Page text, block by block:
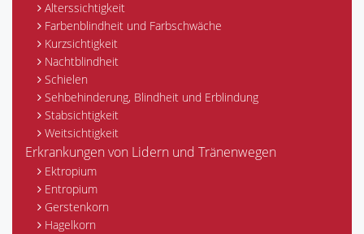
Alterssichtigkeit
Farbenblindheit und Farbschwäche
Kurzsichtigkeit
Nachtblindheit
Schielen
Sehbehinderung, Blindheit und Erblindung
Stabsichtigkeit
Weitsichtigkeit
Erkrankungen von Lidern und Tränenwegen
Ektropium
Entropium
Gerstenkorn
Hagelkorn